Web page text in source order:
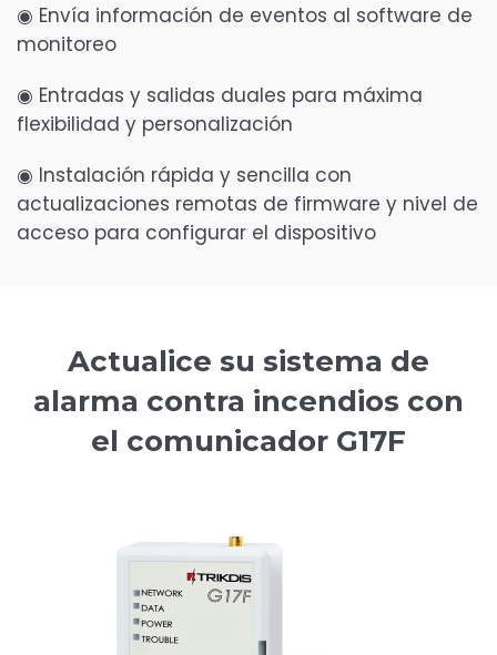
◉ Envía información de eventos al software de
monitoreo
◉ Entradas y salidas duales para máxima
flexibilidad y personalización
◉ Instalación rápida y sencilla con
actualizaciones remotas de firmware y nivel de
acceso para configurar el dispositivo
Actualice su sistema de
alarma contra incendios con
el comunicador G17F